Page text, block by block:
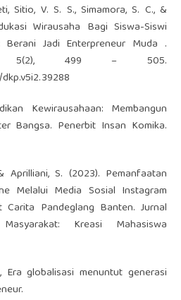
Sitio, V. S. S., Simamora, S. C., &
Wirausaha Bagi Siswa-Siswi
Jadi Enterpreneur Muda .
5(2), 499 – 505.
Kewirausahaan: Membangun
Bangsa. Penerbit Insan Komika.
Aprilliani, S. (2023). Pemanfaatan
Melalui Media Sosial Instagram
Carita Pandeglang Banten. Jurnal
Kreasi Mahasiswa
Era globalisasi menuntut generasi